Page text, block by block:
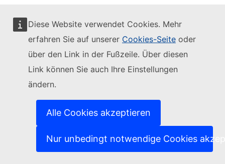
Diese Website verwendet Cookies. Mehr
erfahren Sie auf unserer Cookies-Seite oder
über den Link in der Fußzeile. Über diesen
Link können Sie auch Ihre Einstellungen
ändern.
Alle Cookies akzeptieren
Nur unbedingt notwendige Cookies